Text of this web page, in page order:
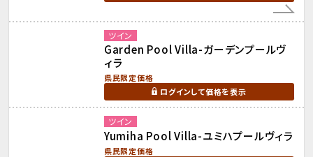
ツイン
Garden Pool Villa-ガーデンプールヴ
ィラ
県民限定価格
ログインして価格を表示
ツイン
Yumiha Pool Villa-ユミハプールヴィラ
県民限定価格